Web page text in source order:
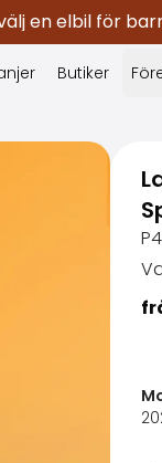
en elbil för
Butiker